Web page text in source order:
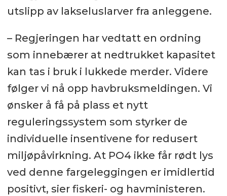
utslipp av lakseluslarver fra anleggene.
– Regjeringen har vedtatt en ordning
som innebærer at nedtrukket kapasitet
kan tas i bruk i lukkede merder. Videre
følger vi nå opp havbruksmeldingen. Vi
ønsker å få på plass et nytt
reguleringssystem som styrker de
individuelle insentivene for redusert
miljøpåvirkning. At PO4 ikke får rødt lys
ved denne fargeleggingen er imidlertid
positivt, sier fiskeri- og havministeren.